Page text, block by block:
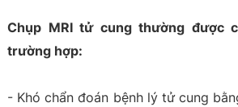
Chụp MRI tử cung thường được
trường hợp:
- Khó chẩn đoán bệnh lý tử cung